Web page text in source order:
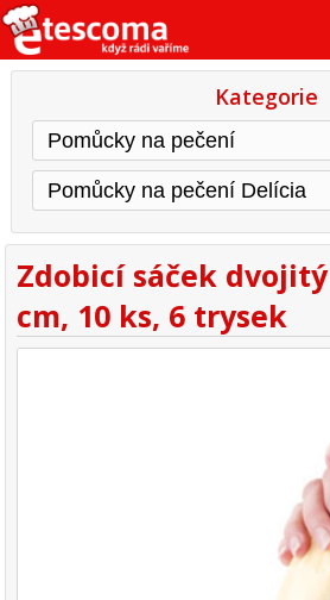
Kategorie
Zdobicí sáček dvojitý
cm, 10 ks, 6 trysek